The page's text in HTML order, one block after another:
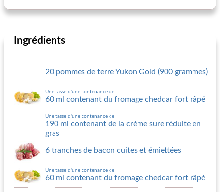
Ingrédients
20 pommes de terre Yukon Gold (900 grammes)
Une tasse d'une contenance de
60 ml contenant du fromage cheddar fort râpé
Une tasse d'une contenance de
190 ml contenant de la crème sure réduite en
gras
6 tranches de bacon cuites et émiettées
Une tasse d'une contenance de
60 ml contenant du fromage cheddar fort râpé